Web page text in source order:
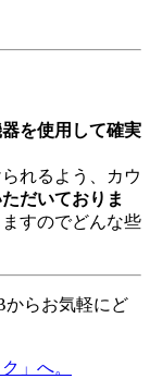
を使用して確実
れるよう、カウ
だいておりま
すのでどんな些
からお気軽にど
」へ。